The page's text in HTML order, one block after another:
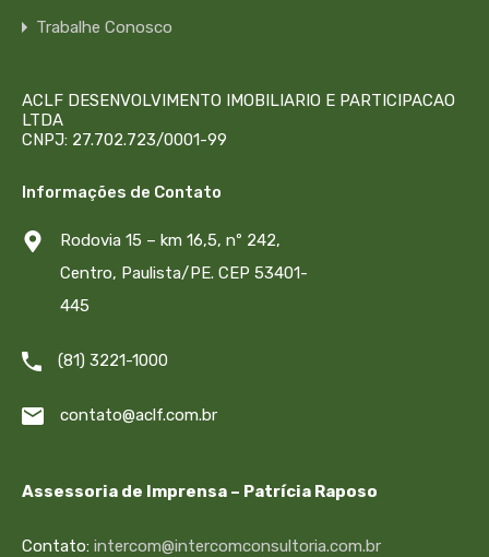
Trabalhe Conosco
ACLF DESENVOLVIMENTO IMOBILIARIO E PARTICIPACAO
LTDA
CNPJ: 27.702.723/0001-99
Informações de Contato
Rodovia 15 – km 16,5, nº 242,
Centro, Paulista/PE. CEP 53401-
445
(81) 3221-1000
contato@aclf.com.br
Assessoria de Imprensa – Patrícia Raposo
Contato: intercom@intercomconsultoria.com.br